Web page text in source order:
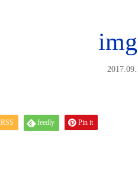
RSS feedly Pin it